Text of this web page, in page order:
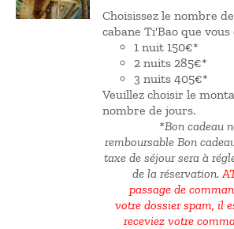
à
Choisissez le nombre
cabane Ti'Bao que
1 nuit 150€*
2 nuits 285€*
3 nuits 405€*
Veuillez choisir le
nombre de jours.
*Bon cadeau
remboursable Bon
taxe de séjour sera à
de la réservation.
passage de
votre dossier spam, il
receviez votre